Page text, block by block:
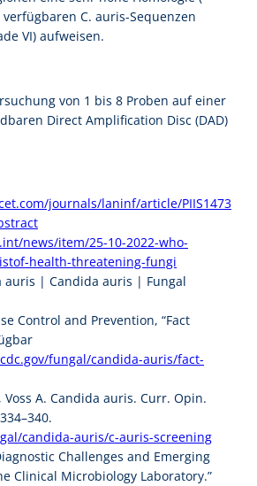
C. auris-Sequenzen
VI) aufweisen.
von 1 bis 8 Proben auf einer
Direct Amplification Disc (DAD)
journals/laninf/article/PIIS1473
news/item/25-10-2022-who-
health-threatening-fungi
auris | Candida auris | Fungal
Control and Prevention, “Fact
fungal/candida-auris/fact-
Voss A. Candida auris. Curr. Opin.
candida-auris/c-auris-screening
Challenges and Emerging
Clinical Microbiology Laboratory.”